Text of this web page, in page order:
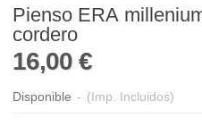
Pienso ERA
cordero
16,00 €
Disponible - (Imp. Incluidos)